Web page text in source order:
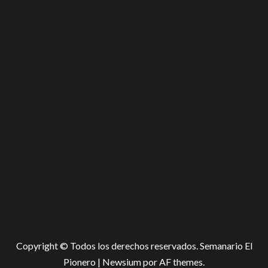
Copyright © Todos los derechos reservados. Semanario El
Pionero | Newsiumpor AF themes.